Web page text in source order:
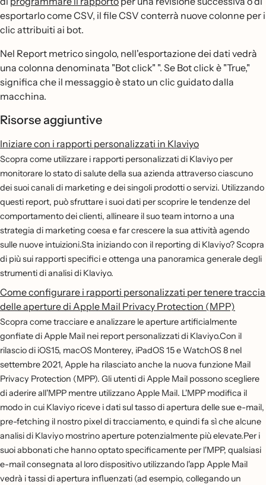
esportarlo come CSV, il file CSV conterrà nuove colonne per i
clic attribuiti ai bot.
Nel Report metrico singolo, nell'esportazione dei dati vedrà
una colonna denominata "Bot click" ". Se Bot click è "True,"
significa che il messaggio è stato un clic guidato dalla
macchina.
Risorse aggiuntive
Iniziare con i rapporti personalizzati in Klaviyo
Scopra come utilizzare i rapporti personalizzati di Klaviyo per
monitorare lo stato di salute della sua azienda attraverso ciascuno
dei suoi canali di marketing e dei singoli prodotti o servizi. Utilizzando
questi report, può sfruttare i suoi dati per scoprire le tendenze del
comportamento dei clienti, allineare il suo team intorno a una
strategia di marketing coesa e far crescere la sua attività agendo
sulle nuove intuizioni.Sta iniziando con il reporting di Klaviyo? Scopra
di più sui rapporti specifici e ottenga una panoramica generale degli
strumenti di analisi di Klaviyo.
Come configurare i rapporti personalizzati per tenere traccia
delle aperture di Apple Mail Privacy Protection (MPP)
Scopra come tracciare e analizzare le aperture artificialmente
gonfiate di Apple Mail nei report personalizzati di Klaviyo.Con il
rilascio di iOS15, macOS Monterey, iPadOS 15 e WatchOS 8 nel
settembre 2021, Apple ha rilasciato anche la nuova funzione Mail
Privacy Protection (MPP). Gli utenti di Apple Mail possono scegliere
di aderire all'MPP mentre utilizzano Apple Mail. L'MPP modifica il
modo in cui Klaviyo riceve i dati sul tasso di apertura delle sue e-mail,
pre-fetching il nostro pixel di tracciamento, e quindi fa sì che alcune
analisi di Klaviyo mostrino aperture potenzialmente più elevate.Per i
suoi abbonati che hanno optato specificamente per l'MPP, qualsiasi
e-mail consegnata al loro dispositivo utilizzando l'app Apple Mail
vedrà i tassi di apertura influenzati (ad esempio, collegando un